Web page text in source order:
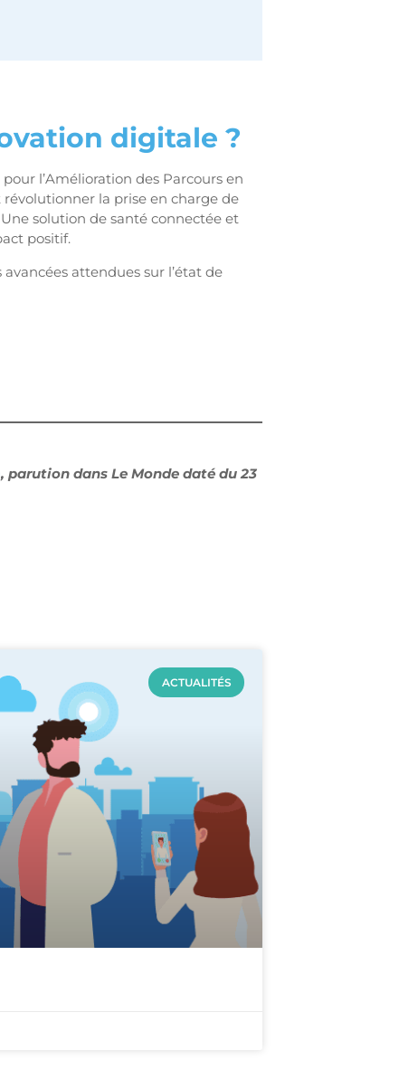
digitale ?
l’Amélioration des Parcours en
la prise en charge de
solution de santé connectée et
positif.
attendues sur l’état de
, parution dans Le Monde daté du 23
ACTUALITÉS